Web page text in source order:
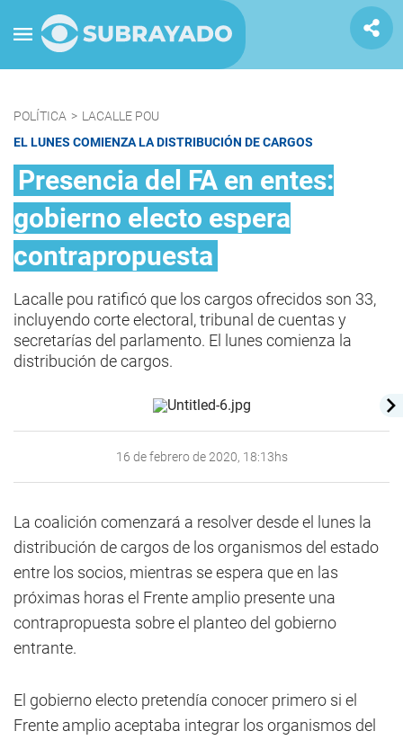
POLÍTICA > LACALLE POU
EL LUNES COMIENZA LA DISTRIBUCIÓN DE CARGOS
Presencia del FA en entes:
gobierno electo espera
contrapropuesta
Lacalle pou ratificó que los cargos ofrecidos son 33,
incluyendo corte electoral, tribunal de cuentas y
secretarías del parlamento. El lunes comienza la
distribución de cargos.
16 de febrero de 2020, 18:13hs
La coalición comenzará a resolver desde el lunes la
distribución de cargos de los organismos del estado
entre los socios, mientras se espera que en las
próximas horas el Frente amplio presente una
contrapropuesta sobre el planteo del gobierno
entrante.
El gobierno electo pretendía conocer primero si el
Frente amplio aceptaba integrar los organismos del